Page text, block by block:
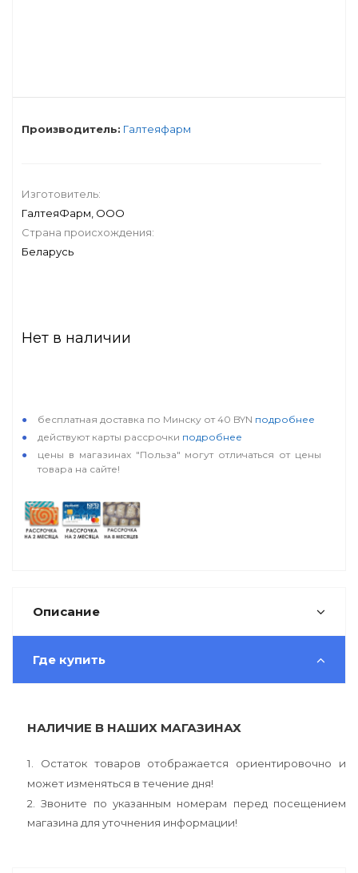
Производитель: Галтеяфарм
Изготовитель:
ГалтеяФарм, ООО
Страна происхождения:
Беларусь
Нет в наличии
бесплатная доставка по Минску от 40 BYN подробнее
действуют карты рассрочки подробнее
цены в магазинах "Польза" могут отличаться от цены
товара на сайте!
Описание
Где купить
НАЛИЧИЕ В НАШИХ МАГАЗИНАХ
1. Остаток товаров отображается ориентировочно и
может изменяться в течение дня!
2. Звоните по указанным номерам перед посещением
магазина для уточнения информации!